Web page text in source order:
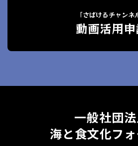
「さばけるチャンネ
動画活用
一般社団
海と食文化フ